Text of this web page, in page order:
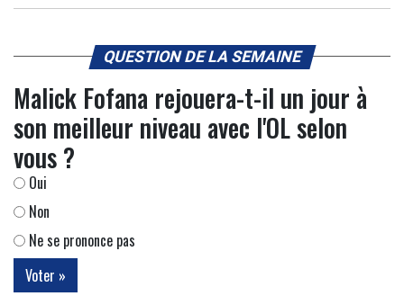
QUESTION DE LA SEMAINE
Malick Fofana rejouera-t-il un jour à
son meilleur niveau avec l'OL selon
vous ?
Oui
Non
Ne se prononce pas